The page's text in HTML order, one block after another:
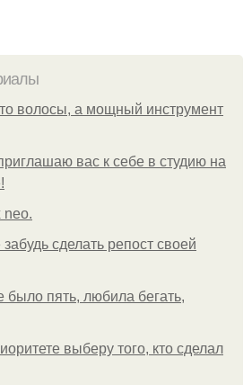
волосы, а мощный инструмент
вас к себе в студию на
neo.
сделать репост своей
пять, любила бегать,
выберу того, кто сделал